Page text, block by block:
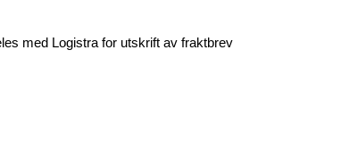
med Logistra for utskrift av fraktbrev